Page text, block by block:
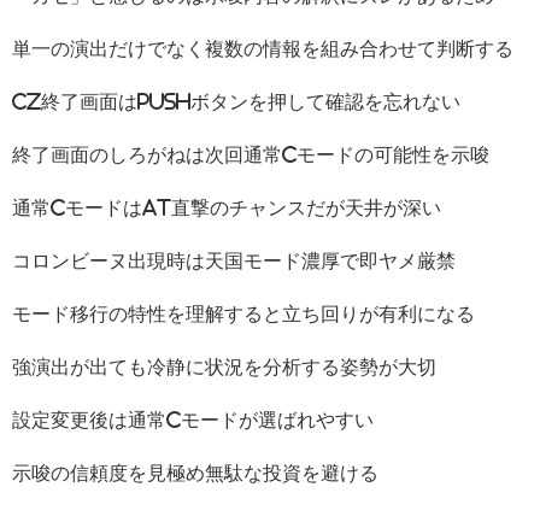
単一の演出だけでなく複数の情報を組み合わせて判断する
CZ終了画面はPUSHボタンを押して確認を忘れない
終了画面のしろがねは次回通常Cモードの可能性を示唆
通常CモードはAT直撃のチャンスだが天井が深い
コロンビーヌ出現時は天国モード濃厚で即ヤメ厳禁
モード移行の特性を理解すると立ち回りが有利になる
強演出が出ても冷静に状況を分析する姿勢が大切
設定変更後は通常Cモードが選ばれやすい
示唆の信頼度を見極め無駄な投資を避ける